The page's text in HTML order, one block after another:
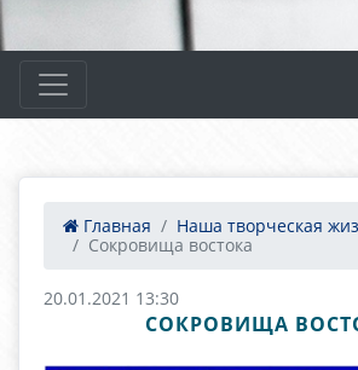
Главная Наша творческая
Сокровища востока
20.01.2021 13:30
СОКРОВИЩА